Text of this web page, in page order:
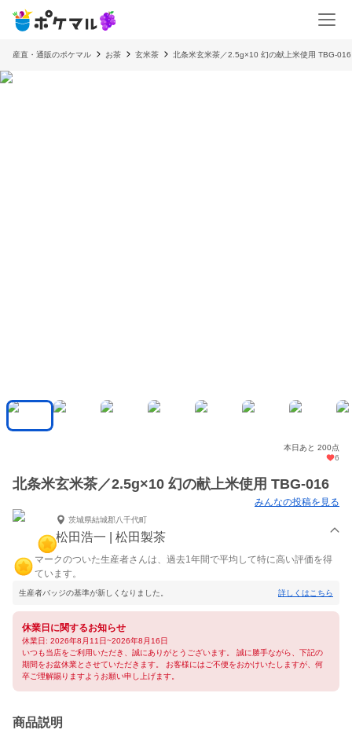
産直・通販のポケマル お茶 玄米茶 北条米玄米茶／2.5g×10 幻の献上米使用 TBG-016
本日あと 200点
6
北条米玄米茶／2.5g×10 幻の献上米使用 TBG-016
みんなの投稿を見る
茨城県結城郡八千代町
松田浩一 | 松田製茶
マークのついた生産者さんは、過去1年間で平均して特に高い評価を得
ています。
生産者バッジの基準が新しくなりました。 詳しくはこちら
休業日に関するお知らせ
休業日: 2026年8月11日~2026年8月16日
いつも当店をご利用いただき、誠にありがとうございます。 誠に勝手ながら、下記の
期間をお盆休業とさせていただきます。 お客様にはご不便をおかけいたしますが、何
卒ご理解賜りますようお願い申し上げます。
商品説明